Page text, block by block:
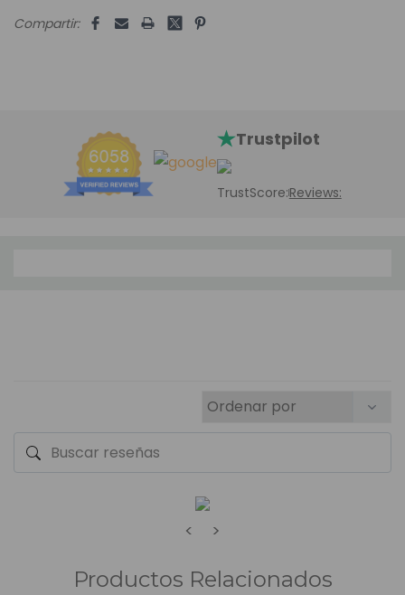
Compartir:
Trustpilot
TrustScore:Reviews:
< >
Productos Relacionados